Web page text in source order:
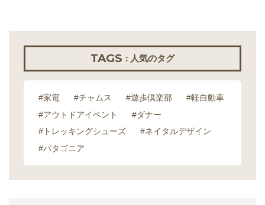
TAGS : 人気のタグ
#家電 #チャムス #遊歩倶楽部
#軽自動車
#アウトドアイベント
#ダナー
#トレッキングシューズ
#ネイタルデザイン
#パタゴニア